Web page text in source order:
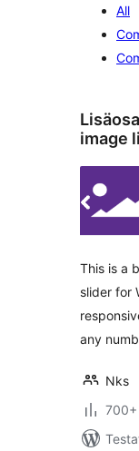
All
image
This is a
slider for
any
Nks
700+